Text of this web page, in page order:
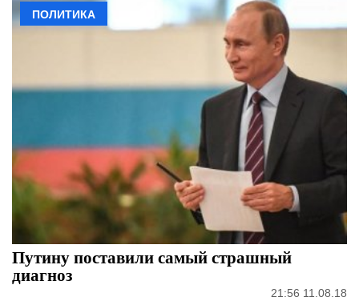
ПОЛИТИКА
Путину поставили самый страшный
диагноз
21:56 11.08.18